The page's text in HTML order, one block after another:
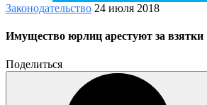
Законодательство 24 июля 2018
Имущество юрлиц арестуют за взятки
Поделиться